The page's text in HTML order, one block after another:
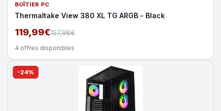
BOÎTIER PC
Thermaltake View 380 XL TG ARGB - Black
119,99€157,98€
4 offres disponibles
-24%